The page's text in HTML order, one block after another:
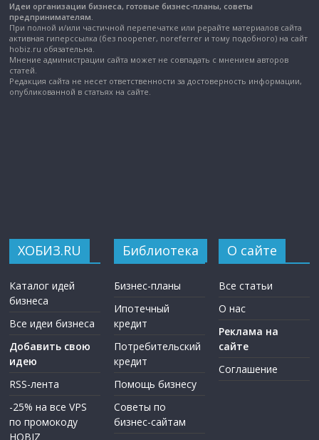
Идеи организации бизнеса, готовые бизнес-планы, советы
предпринимателям.
При полной и/или частичной перепечатке или рерайте материалов сайта
активная гиперссылка (без noopener, noreferrer и тому подобного) на сайт
hobiz.ru обязательна.
Мнение администрации сайта может не совпадать с мнением авторов
статей.
Редакция сайта не несет ответственности за достоверность информации,
опубликованной в статьях на сайте.
ХОБИЗ.RU
Каталог идей
бизнеса
Все идеи бизнеса
Добавить свою
идею
RSS-лента
-25% на все VPS
по промокоду
HOBIZ
Библиотека
Бизнес-планы
Ипотечный
кредит
Потребительский
кредит
Помощь бизнесу
Советы по
бизнес-сайтам
О сайте
Все статьи
О нас
Реклама на
сайте
Соглашение